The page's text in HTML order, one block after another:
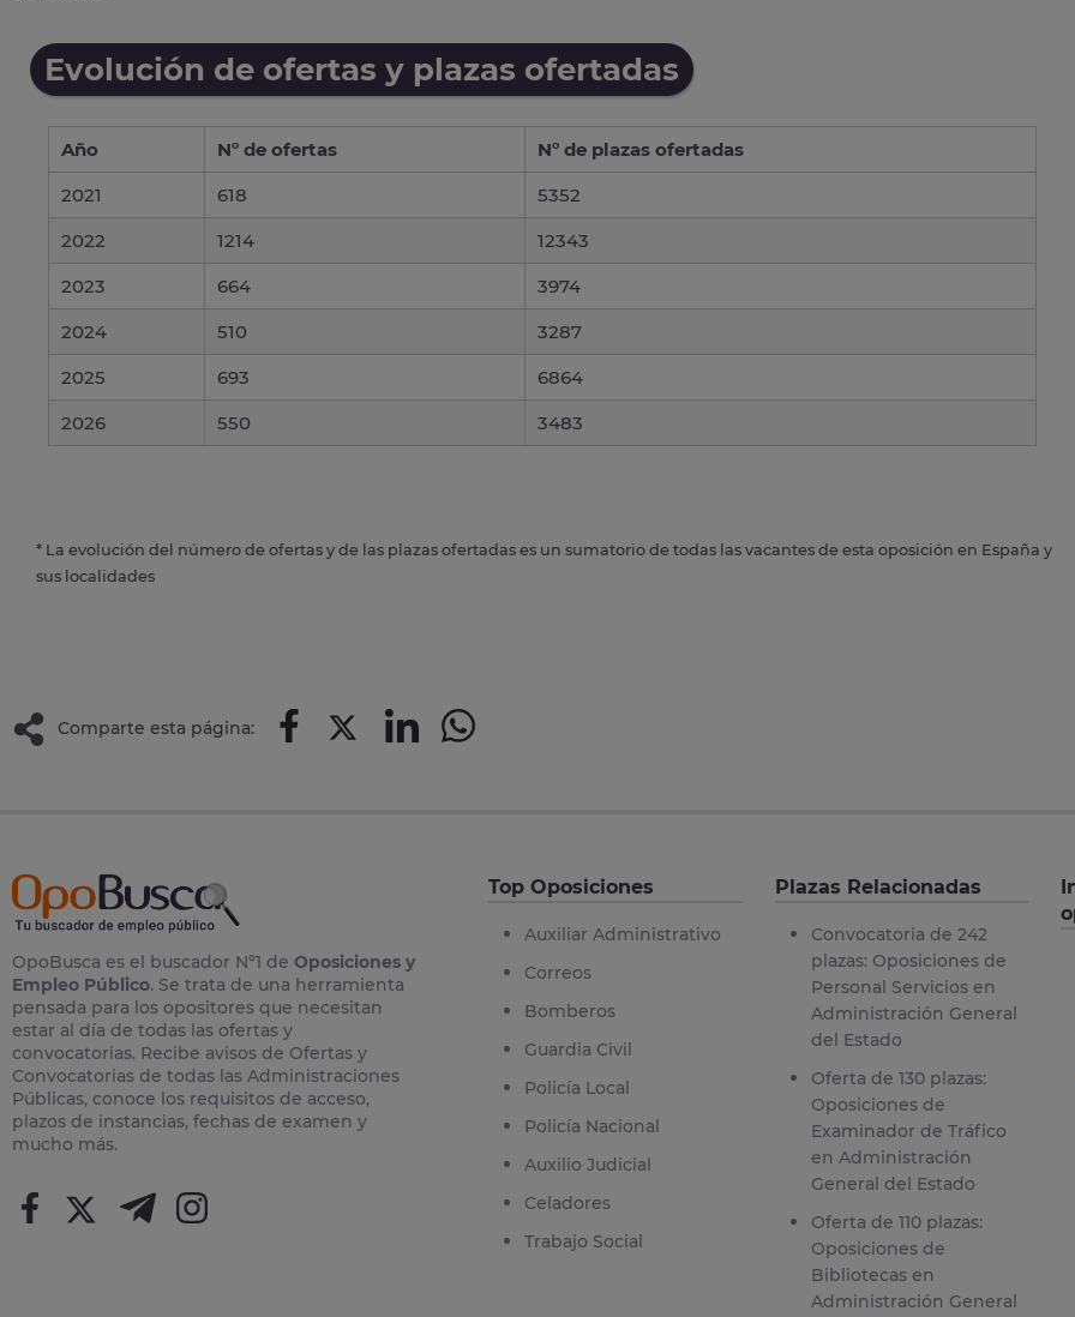
Evolución de ofertas y plazas ofertadas
Año Nº de ofertas
Nº de plazas ofertadas
2021
618
5352
2022
1214
12343
2023
664
3974
2024
510
3287
2025
693
6864
2026
550 3483
* La evolución del número de ofertas y de las plazas ofertadas es un sumatorio de todas las vacantes de esta oposición en España y
sus localidades
Comparte esta página:
OpoBusca es el buscador Nº1 de Oposiciones y
Empleo Público. Se trata de una herramienta
pensada para los opositores que necesitan
estar al día de todas las ofertas y
convocatorias. Recibe avisos de Ofertas y
Convocatorias de todas las Administraciones
Públicas, conoce los requisitos de acceso,
plazos de instancias, fechas de examen y
mucho más.
Top Oposiciones
Auxiliar Administrativo
Correos
Bomberos
Guardia Civil
Policía Local
Policía Nacional
Auxilio Judicial
Celadores
Trabajo Social
Plazas Relacionadas
Convocatoria de 242
plazas: Oposiciones de
Personal Servicios en
Administración General
del Estado
Oferta de 130 plazas:
Oposiciones de
Examinador de Tráfico
en Administración
General del Estado
Oferta de 110 plazas:
Oposiciones de
Bibliotecas en
Administración General